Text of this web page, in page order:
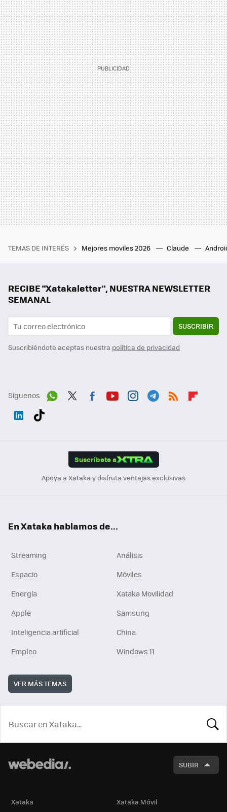
TEMAS DE INTERÉS Mejores moviles 2026 Claude
RECIBE "Xatakaletter", NUESTRA NEWSLETTER
SEMANAL
SUSCRIBIR
Suscribiéndote aceptas nuestra política de privacidad
Síguenos
Suscríbete a
Apoya a Xataka y disfruta ventajas exclusivas
En Xataka hablamos de...
Streaming
Análisis
Espacio
Móviles
Energía
Xataka Movilidad
Apple
Samsung
Inteligencia artificial
China
Empleo
Windows 11
VER MÁS TEMAS
SUBIR
Xataka Xataka Móvil